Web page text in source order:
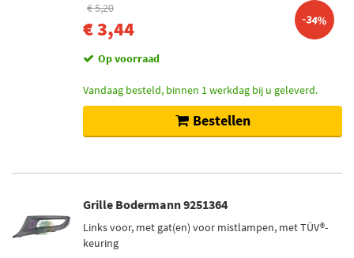
€ 5,20
€ 3,44 -34%
Op voorraad
Vandaag besteld, binnen 1 werkdag bij u geleverd.
Bestellen
Grille Bodermann 9251364
Links voor, met gat(en) voor mistlampen, met TÜV®-
keuring